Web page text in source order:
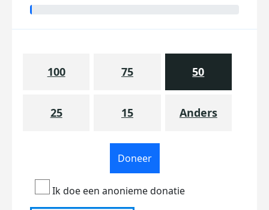
100 75 50
25 15 Anders
Doneer
Ik doe een anonieme donatie